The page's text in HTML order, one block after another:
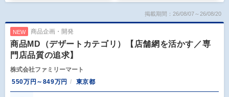
掲載期間：26/08/07～26/08/20
NEW 商品企画・開発
商品MD（デザートカテゴリ）【店舗網を活かす／専
門店品質の追求】
株式会社ファミリーマート
550万円～849万円
東京都